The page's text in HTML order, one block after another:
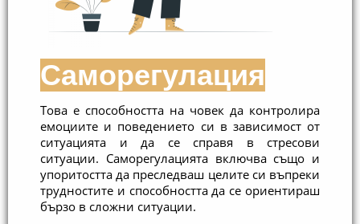
Саморегулация
Това е способността на човек да контролира
емоциите и поведението си в зависимост от
ситуацията и да се справя в стресови
ситуации. Саморегулацията включва също и
упоритостта да преследваш целите си въпреки
трудностите и способността да се ориентираш
бързо в сложни ситуации.